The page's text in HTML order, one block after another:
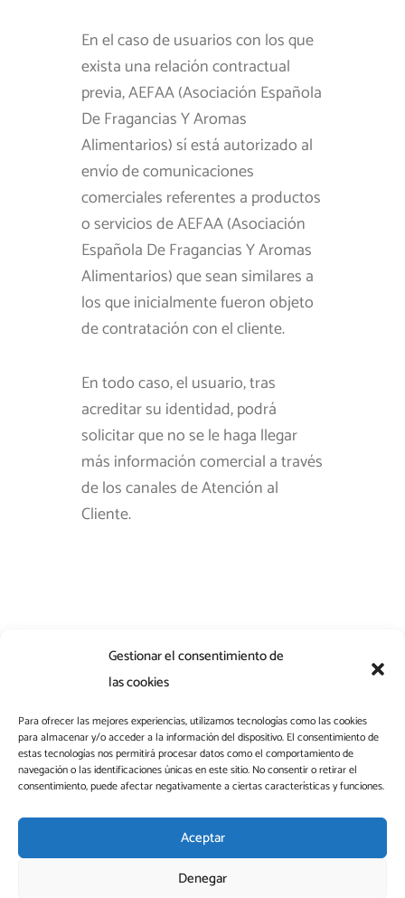
Gestionar el consentimiento de
las cookies
Para ofrecer las mejores experiencias, utilizamos tecnologías como las cookies
para almacenar y/o acceder a la información del dispositivo. El consentimiento de
estas tecnologías nos permitirá procesar datos como el comportamiento de
navegación o las identificaciones únicas en este sitio. No consentir o retirar el
consentimiento, puede afectar negativamente a ciertas características y funciones.
Aceptar
Denegar
En el caso de usuarios con los que
exista una relación contractual
previa, AEFAA (Asociación Española
De Fragancias Y Aromas
Alimentarios) sí está autorizado al
envío de comunicaciones
comerciales referentes a productos
o servicios de AEFAA (Asociación
Española De Fragancias Y Aromas
Alimentarios) que sean similares a
los que inicialmente fueron objeto
de contratación con el cliente.
En todo caso, el usuario, tras
acreditar su identidad, podrá
solicitar que no se le haga llegar
más información comercial a través
de los canales de Atención al
Cliente.
L
i
n
k
d
aefaa@aefaa.com
Aviso legal
Política de privacidad
Política de cookies